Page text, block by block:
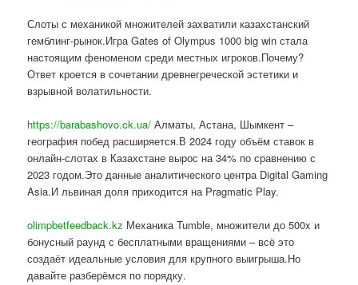
Слоты с механикой множителей захватили казахстанский
гемблинг-рынок.Игра Gates of Olympus 1000 big win стала
настоящим феноменом среди местных игроков.Почему?
Ответ кроется в сочетании древнегреческой эстетики и
взрывной волатильности.
https://barabashovo.ck.ua/ Алматы, Астана, Шымкент –
география побед расширяется.В 2024 году объём ставок в
онлайн-слотах в Казахстане вырос на 34% по сравнению с
2023 годом.Это данные аналитического центра Digital Gaming
Asia.И львиная доля приходится на Pragmatic Play.
olimpbetfeedback.kz Механика Tumble, множители до 500x и
бонусный раунд с бесплатными вращениями – всё это
создаёт идеальные условия для крупного выигрыша.Но
давайте разберёмся по порядку.